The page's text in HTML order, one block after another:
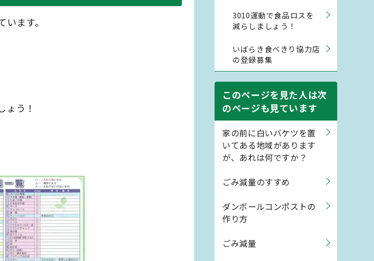
ます。
う！
3010運動で食品ロスを
減らしましょう！
いばらき食べきり協力店
の登録募集
このページを見た人は次
のページも見ています
家の前に白いバケツを置
いてある地域があります
が、あれは何ですか？
ごみ減量のすすめ
ダンボールコンポストの
作り方
ごみ減量